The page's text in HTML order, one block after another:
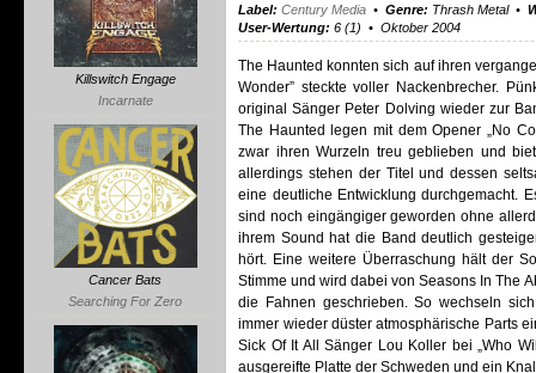
Killswitch Engage
Incarnate
Cancer Bats
Searching For Zero
Label: Century Media •Genre: Thrash Metal •
User-Wertung:6 (1) • Oktober 2004
The Haunted konnten sich auf ihren
Wonder” steckte voller Nackenbrecher.
original Sänger Peter Dolving wieder zur
The Haunted legen mit dem Opener „No
zwar ihren Wurzeln treu geblieben und
allerdings stehen der Titel und dessen
eine deutliche Entwicklung durchgemacht.
sind noch eingängiger geworden ohne
ihrem Sound hat die Band deutlich
hört. Eine weitere Überraschung hält der
Stimme und wird dabei von Seasons In The
die Fahnen geschrieben. So wechseln
immer wieder düster atmosphärische Parts
Sick Of It All Sänger Lou Koller bei „Who
ausgereifte Platte der Schweden und ein